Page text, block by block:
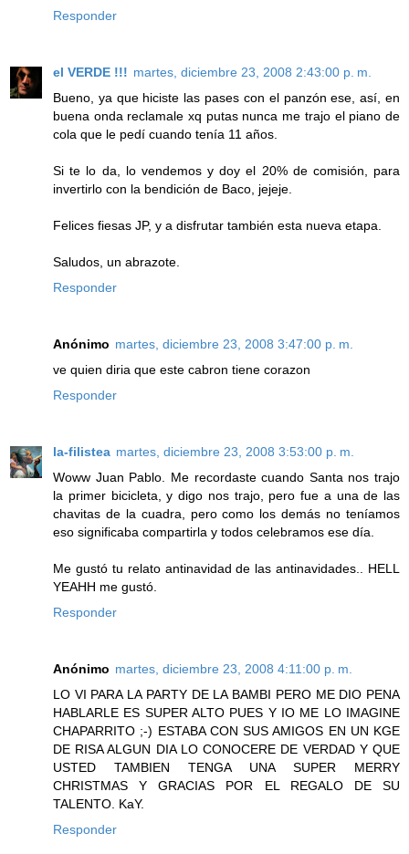
Responder
el VERDE !!! martes, diciembre 23, 2008 2:43:00 p. m.
Bueno, ya que hiciste las pases con el panzón ese, así, en
buena onda reclamale xq putas nunca me trajo el piano de
cola que le pedí cuando tenía 11 años.
Si te lo da, lo vendemos y doy el 20% de comisión, para
invertirlo con la bendición de Baco, jejeje.
Felices fiesas JP, y a disfrutar también esta nueva etapa.
Saludos, un abrazote.
Responder
Anónimo martes, diciembre 23, 2008 3:47:00 p. m.
ve quien diria que este cabron tiene corazon
Responder
la-filistea martes, diciembre 23, 2008 3:53:00 p. m.
Woww Juan Pablo. Me recordaste cuando Santa nos trajo
la primer bicicleta, y digo nos trajo, pero fue a una de las
chavitas de la cuadra, pero como los demás no teníamos
eso significaba compartirla y todos celebramos ese día.
Me gustó tu relato antinavidad de las antinavidades.. HELL
YEAHH me gustó.
Responder
Anónimo martes, diciembre 23, 2008 4:11:00 p. m.
LO VI PARA LA PARTY DE LA BAMBI PERO ME DIO PENA
HABLARLE ES SUPER ALTO PUES Y IO ME LO IMAGINE
CHAPARRITO ;-) ESTABA CON SUS AMIGOS EN UN KGE
DE RISA ALGUN DIA LO CONOCERE DE VERDAD Y QUE
USTED TAMBIEN TENGA UNA SUPER MERRY
CHRISTMAS Y GRACIAS POR EL REGALO DE SU
TALENTO. KaY.
Responder